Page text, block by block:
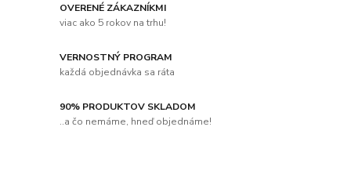
OVERENÉ ZÁKAZNÍKMI
viac ako 5 rokov na trhu!
VERNOSTNÝ PROGRAM
každá objednávka sa ráta
90% PRODUKTOV SKLADOM
..a čo nemáme, hneď objednáme!